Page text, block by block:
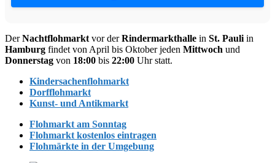
DerNachtflohmarkt vor derRindermarkthalle in St. Pauli in
Hamburg findet von April bis Oktober jeden Mittwoch und
Donnerstag von 18:00 bis 22:00 Uhr statt.
Kindersachenflohmarkt
Dorfflohmarkt
Kunst- und Antikmarkt
Flohmarkt am Sonntag
Flohmarkt kostenlos eintragen
Flohmärkte in der Umgebung